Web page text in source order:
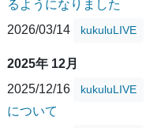
るようになりました
2026/03/14
kukuluLIVE
2025年 12月
2025/12/16
kukuluLIVE
について